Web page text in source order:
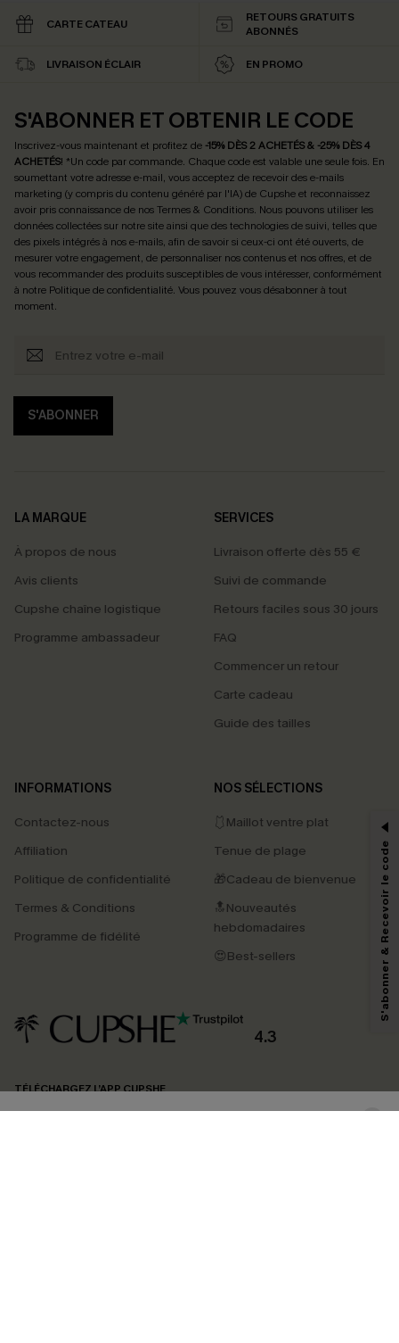
CARTE CATEAU
RETOURS GRATUITS
ABONNÉS
LIVRAISON ÉCLAIR EN PROMO
S'ABONNER ET OBTENIR LE CODE
Inscrivez-vous maintenant et profitez de -15% DÈS 2 ACHETÉS & -25% DÈS 4
ACHETÉS! *Un code par commande. Chaque code est valable une seule fois. En
soumettant votre adresse e-mail, vous acceptez de recevoir des e-mails
marketing (y compris du contenu généré par l'IA) de Cupshe et reconnaissez
avoir pris connaissance de nosTermes & Conditions. Nous pouvons utiliser les
données collectées sur notre site ainsi que des technologies de suivi, telles que
des pixels intégrés à nos e-mails, afin de savoir si ceux-ci ont été ouverts, de
mesurer votre engagement, de personnaliser nos contenus et nos offres, et de
vous recommander des produits susceptibles de vous intéresser, conformément
à notre Politique de confidentialité. Vous pouvez vous désabonner à tout
moment.
S'ABONNER
LA MARQUE
À propos de nous
Avis clients
Cupshe chaîne logistique
Programme ambassadeur
SERVICES
Livraison offerte dès 55 €
Suivi de commande
Retours faciles sous 30 jours
FAQ
Commencer un retour
Carte cadeau
Guide des tailles
INFORMATIONS
Contactez-nous
Affiliation
Politique de confidentialité
Termes & Conditions
Programme de fidélité
NOS SÉLECTIONS
🩱Maillot ventre plat
Tenue de plage
🎁Cadeau de bienvenue
🔝Nouveautés
hebdomadaires
😍Best-sellers
4.3
TÉLÉCHARGEZ L’APP CUPSHE
PROFITEZ DE -15%
-15% dès 2 Achetés par E-mail
*Un code par commande, valable une seule fois.
En soumettant votre adresse e-mail, vous acceptez de recevoir des e-mails
marketing (y compris du contenu généré par l'IA) de Cupshe et
reconnaissez avoir pris connaissance de nos
pouvons utiliser les données collectées sur notre site ainsi que des
produits susceptibles de vous intéresser, conformément à notre
Politique de
confidentialité
. Vous pouvez vous désabonner à tout moment.
S'abonner & Recevoir le code